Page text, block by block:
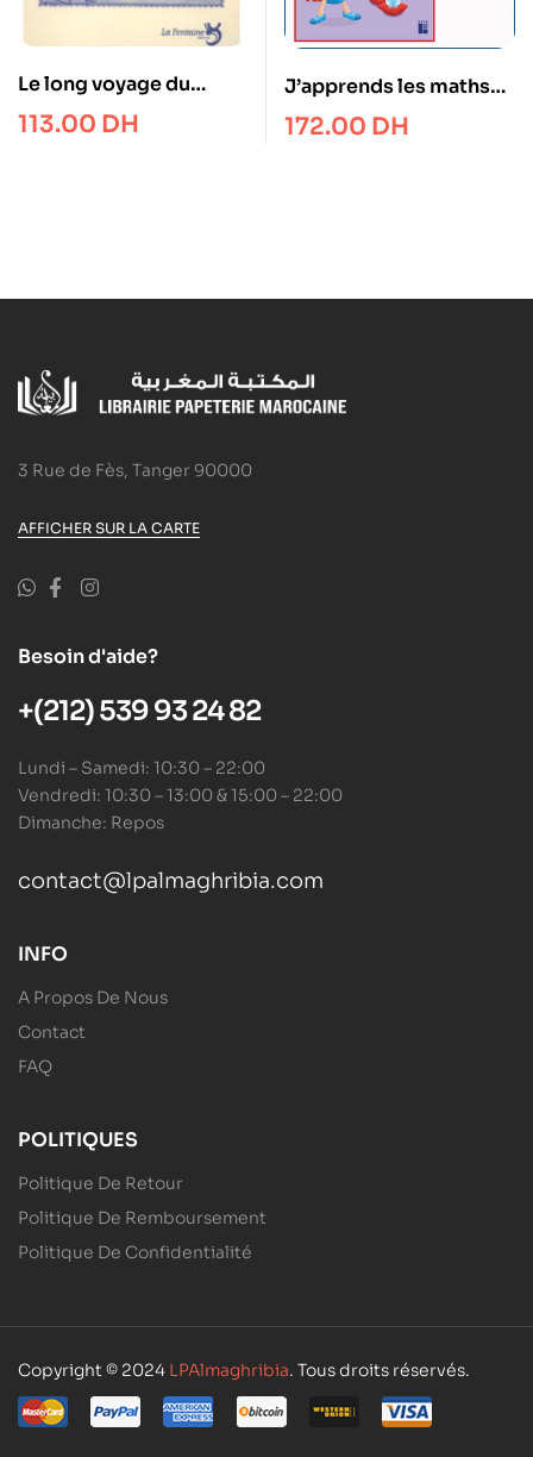
Le long voyage du
pingouin vers la jungle
113.00 DH
J’apprends les maths
CE1 – Fichiers en 2
volumes
172.00 DH
3 Rue de Fès, Tanger 90000
AFFICHER SUR LA CARTE
Besoin d'aide?
+(212) 539 93 24 82
Lundi – Samedi: 10:30 – 22:00
Vendredi: 10:30 – 13:00 & 15:00 – 22:00
Dimanche: Repos
contact@lpalmaghribia.com
INFO
A Propos De Nous
Contact
FAQ
POLITIQUES
Politique De Retour
Politique De Remboursement
Politique De Confidentialité
Copyright © 2024 LPAlmaghribia. Tous droits réservés.